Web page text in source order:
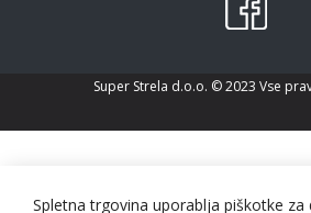
Super Strela d.o.o. © 2023 Vse
Spletna trgovina uporablja piškotke za